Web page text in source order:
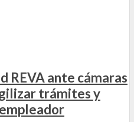
REVA ante cámaras
trámites y